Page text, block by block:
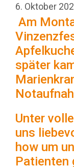
6. Oktober
Am
später
Unter
uns
how um
Patienten